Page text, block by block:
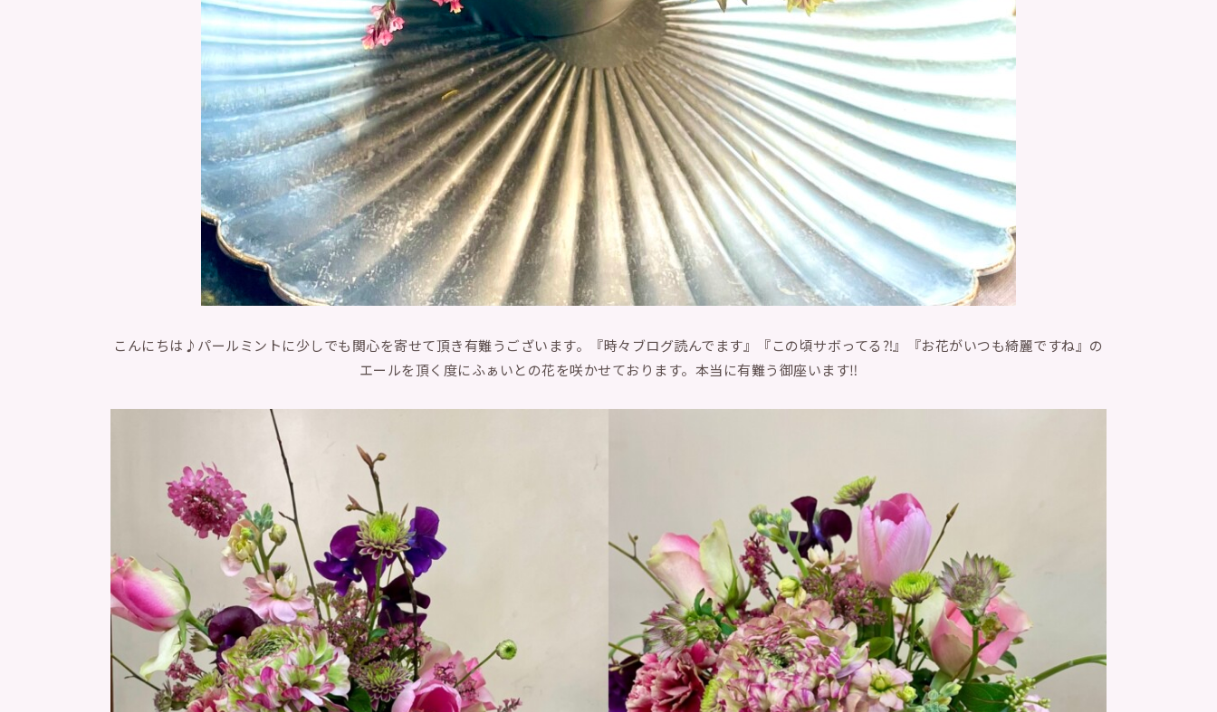
こんにちは♪パールミントに少しでも関心を寄せて頂き有難うございます。『時々ブログ読んでます』『この頃サボってる⁈』『お花がいつも綺麗ですね』の
エールを頂く度にふぁいとの花を咲かせております。本当に有難う御座います‼︎